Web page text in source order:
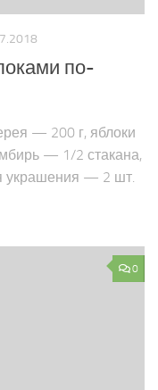
по-
— 200 г, яблоки
— 1/2 стакана,
украшения — 2 шт.
0